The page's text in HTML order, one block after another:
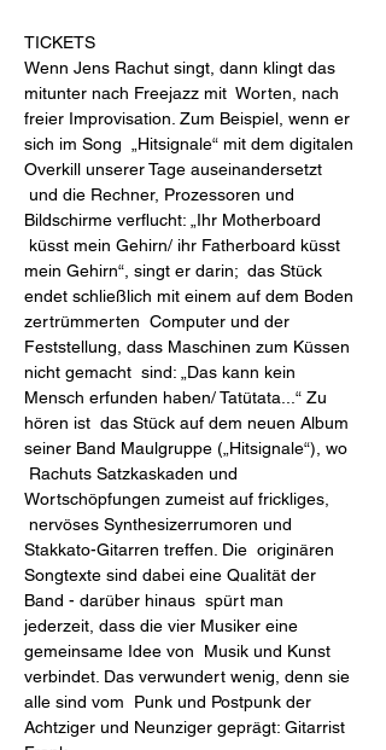
TICKETS
Wenn Jens Rachut singt, dann klingt das
mitunter nach Freejazz mit  Worten, nach
freier Improvisation. Zum Beispiel, wenn er
sich im Song  „Hitsignale“ mit dem digitalen
Overkill unserer Tage auseinandersetzt
und die Rechner, Prozessoren und
Bildschirme verflucht: „Ihr Motherboard
küsst mein Gehirn/ ihr Fatherboard küsst
mein Gehirn“, singt er darin;  das Stück
endet schließlich mit einem auf dem Boden
zertrümmerten  Computer und der
Feststellung, dass Maschinen zum Küssen
nicht gemacht  sind: „Das kann kein
Mensch erfunden haben/ Tatütata...“ Zu
hören ist  das Stück auf dem neuen Album
seiner Band Maulgruppe („Hitsignale“), wo
Rachuts Satzkaskaden und
Wortschöpfungen zumeist auf frickliges,
nervöses Synthesizerrumoren und
Stakkato-Gitarren treffen. Die  originären
Songtexte sind dabei eine Qualität der
Band - darüber hinaus  spürt man
jederzeit, dass die vier Musiker eine
gemeinsame Idee von  Musik und Kunst
verbindet. Das verwundert wenig, denn sie
alle sind vom  Punk und Postpunk der
Achtziger und Neunziger geprägt: Gitarrist